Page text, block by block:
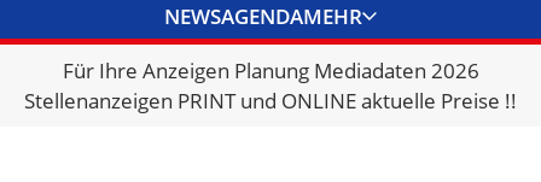
NEWSAGENDAMEHR
BRANCHENLINKS
VERMIETER
Für Ihre Anzeigen Planung Mediadaten 2026
Stellenanzeigen PRINT und ONLINE aktuelle Preise !!